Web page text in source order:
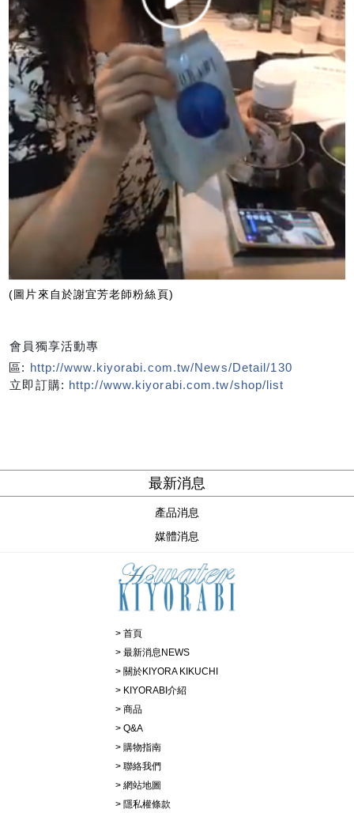
(圖片來自於謝宜芳老師粉絲頁)
會員獨享活動專
區: http://www.kiyorabi.com.tw/News/Detail/130
立即訂購: http://www.kiyorabi.com.tw/shop/list
最新消息
產品消息
媒體消息
首頁
最新消息NEWS
關於KIYORA KIKUCHI
KIYORABI介紹
商品
Q&A
購物指南
聯絡我們
網站地圖
隱私權條款